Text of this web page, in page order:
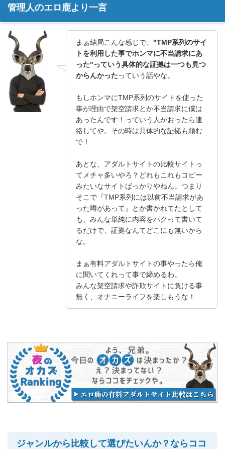
管理人のエロ鹿より一言
まぁ結局こんな感じで、 "TMP系列のサイ
トを利用した事でホンマに不当請求にあ
った"っていう具体的な証拠は一つも見つ
からんかったっていう話やな。
もしホンマにTMP系列のサイトを使った
事が理由で架空請求とか不当請求に僕は
あったんです！っていう人がおったら連
絡してや。その時は具体的な証拠も頼む
で！
あとな、アダルトサイトの比較サイトっ
てメチャ多いやろ？どれもこれもコピー
みたいなサイトばっかりやねん。つまり
そこで『TMP系列には以前不当請求があ
った噂があって』とか書かれてたとして
も、みんな単純に内容をパクって書いて
るだけで、証拠なんてどこにも無いから
な。
まぁ有料アダルトサイトの事やったら俺
に聞いてくれって事で締めるわ。
みんな架空請求や詐欺サイトに負ける事
無く、オナニーライフを楽しもうな！
ジャンルから比較して選びたいんか？ならココ